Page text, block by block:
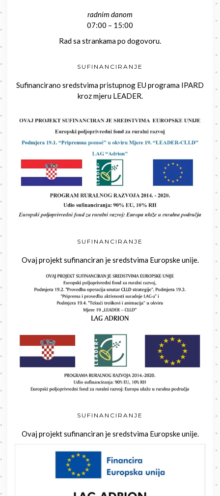
radnim danom
07:00 – 15:00
Rad sa strankama po dogovoru.
SUFINANCIRANJE
Sufinancirano sredstvima pristupnog EU programa IPARD
kroz mjeru LEADER.
SUFINANCIRANJE
Ovaj projekt sufinanciran je sredstvima Europske unije.
SUFINANCIRANJE
Ovaj projekt sufinanciran je sredstvima Europske unije.